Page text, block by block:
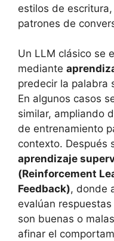
estilos de
patrones de
Un LLM clásico se
mediante
predecir la palabra
En algunos casos
similar, ampliando
de entrenamiento
contexto. Después
aprendizaje
(Reinforcement
Feedback), donde
evalúan
son buenas o
afinar el